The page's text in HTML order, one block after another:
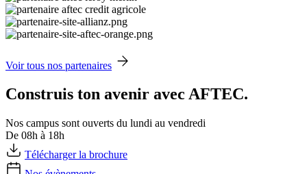
Voir tous nos partenaires
Construis ton avenir avec AFTEC.
Nos campus sont ouverts du lundi au vendredi
De 08h à 18h
Télécharger la brochure